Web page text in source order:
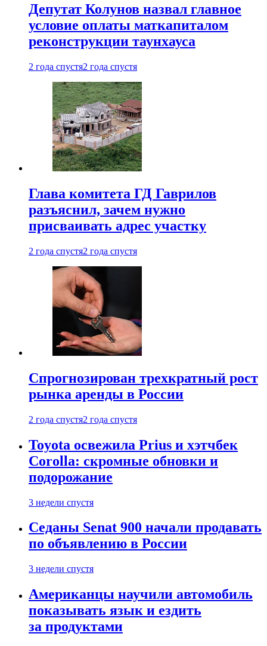
Депутат Колунов назвал главное
условие оплаты маткапиталом
реконструкции таунхауса
2 года спустя2 года спустя
Глава комитета ГД Гаврилов
разъяснил, зачем нужно
присваивать адрес участку
2 года спустя2 года спустя
Спрогнозирован трехкратный рост
рынка аренды в России
2 года спустя2 года спустя
Toyota освежила Prius и хэтчбек
Corolla: скромные обновки и
подорожание
3 недели спустя
Седаны Senat 900 начали продавать
по объявлению в России
3 недели спустя
Американцы научили автомобиль
показывать язык и ездить
за продуктами